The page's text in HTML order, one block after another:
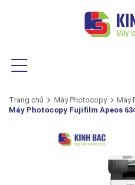
Trang chủ Máy Photocopy
Máy
Máy Photocopy Fujifilm Apeos